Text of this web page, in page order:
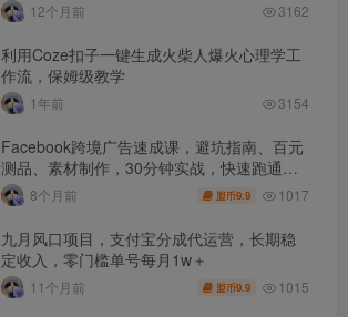
12个月前 3162
利用Coze扣子一键生成火柴人爆火心理学工
作流，保姆级教学
1年前 3154
Facebook跨境广告速成课，避坑指南、百元
测品、素材制作，30分钟实战，快速跑通首
单出单8个月前 盟币9.9 1017
九月风口项目，支付宝分成代运营，长期稳
定收入，零门槛单号每月1w＋
11个月前 盟币9.9 1015